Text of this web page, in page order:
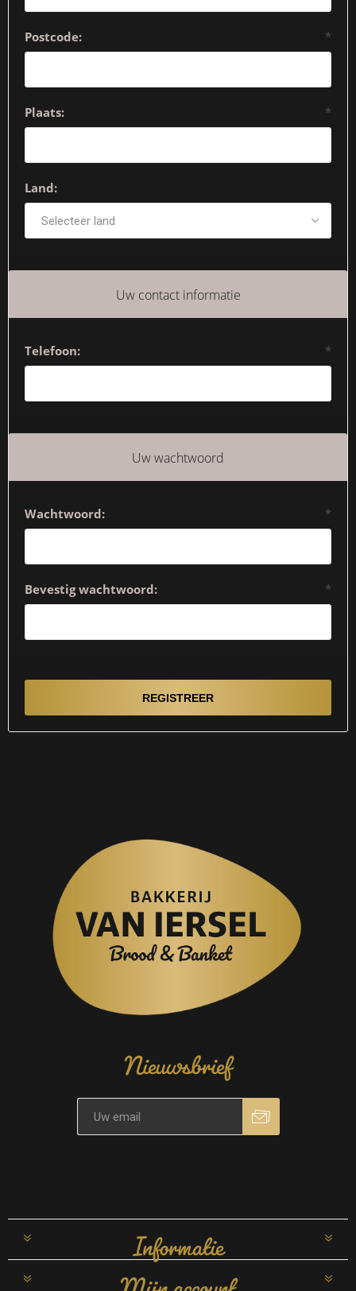
Postcode: *
Plaats: *
Land:
Uw contact informatie
Telefoon: *
Uw wachtwoord
Wachtwoord: *
Bevestig wachtwoord: *
Nieuwsbrief
Informatie